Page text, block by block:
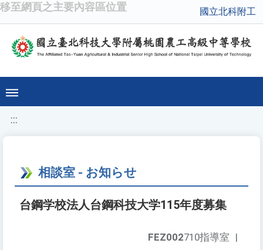
移至網頁之主要內容區位置 國立北科附工
:::
相談室 - お知らせ
台鋼学校法人台鋼科技大学115年度募集
FEZ002710指導室 |